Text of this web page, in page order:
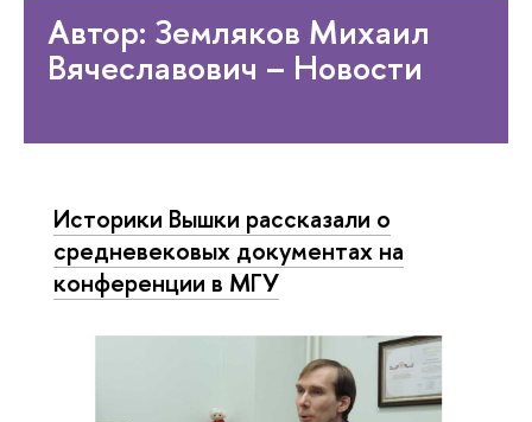
Автор: Земляков Михаил
Вячеславович – Новости
Историки Вышки рассказали о
средневековых документах на
конференции в МГУ